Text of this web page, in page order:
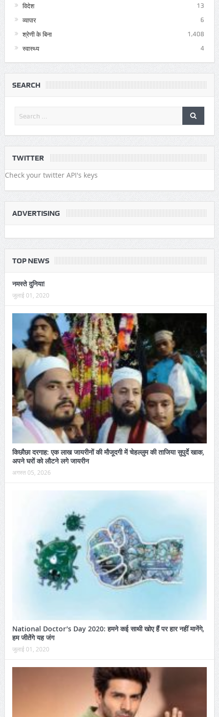
विदेश 13
व्यापार 6
श्रेणी के बिना 1,408
स्वास्थ्य 4
SEARCH
TWITTER
Check your twitter API's keys
ADVERTISING
TOP NEWS
नमस्ते दुनिया!
जुलाई 01, 2020
किछौछा दरगाह: एक लाख जायरीनों की मौजूदगी में चेहल्लुम की ताजिया सुपुर्दे खाक,
अपने घरों को लौटने लगे जायरीन
अगस्त 05, 2026
National Doctor’s Day 2020: हमने कई साथी खोए हैं पर हार नहीं मानेंगे,
हम जीतेंगे यह जंग
जुलाई 01, 2020